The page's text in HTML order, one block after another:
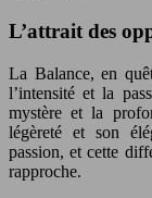
L’attrait des
La Balance, en
l’intensité et la
mystère et la
légèreté et son
passion, et cette
rapproche.